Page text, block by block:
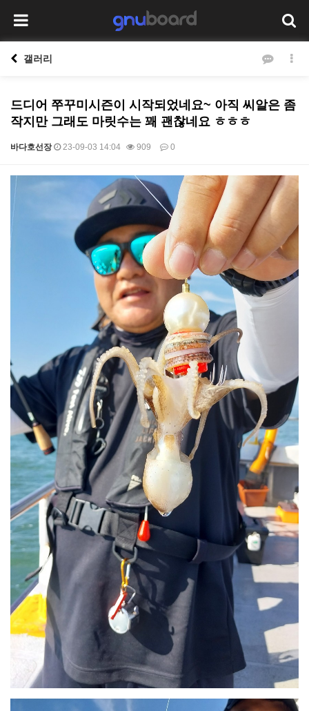
갤러리
드디어 쭈꾸미시즌이 시작되었네요~ 아직 씨알은 좀
작지만 그래도 마릿수는 꽤 괜찮네요 ㅎㅎㅎ
바다호선장 23-09-03 14:04 909 0